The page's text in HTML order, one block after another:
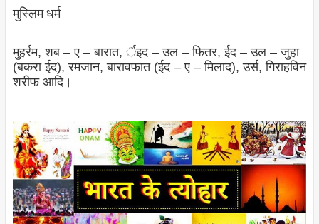
मुस्लिम धर्म
मुहर्रम, शब – ए – बारात, र्इद – उल – फितर, ईद – उल – जुहा
(बकरा ईद), रमजान, बारावफात (ईद – ए – मिलाद), उर्स, गिराहविन
शरीफ आदि।